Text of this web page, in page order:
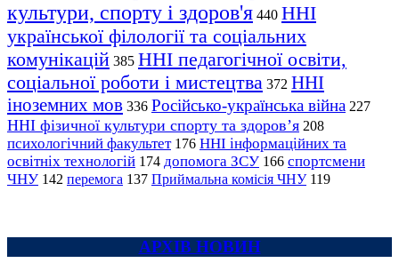
культури, спорту і здоров'я 440 ННІ
української філології та соціальних
комунікацій 385 ННІ педагогічної освіти,
соціальної роботи і мистецтва 372 ННІ
іноземних мов 336 Російсько-українська війна 227
ННІ фізичної культури спорту та здоров’я 208
психологічний факультет 176 ННІ інформаційних та
освітніх технологій 174 допомога ЗСУ 166 спортсмени
ЧНУ 142 перемога 137 Приймальна комісія ЧНУ 119
АРХІВ НОВИН